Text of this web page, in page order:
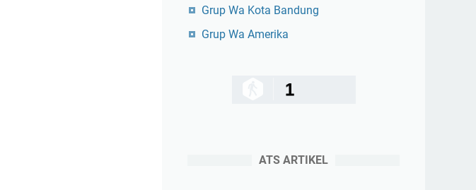
Grup Wa Kota Bandung
Grup Wa Amerika
1
ATS ARTIKEL